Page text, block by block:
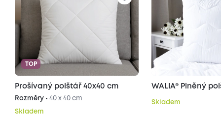
TOP
Prošívaný polštář 40x40 cm
Rozměry • 40 x 40 cm
Skladem
WALIA® Plněný
Skladem